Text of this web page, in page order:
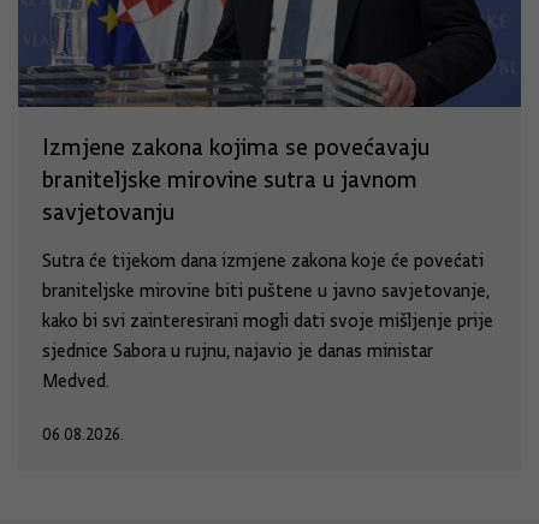
Izmjene zakona kojima se povećavaju
braniteljske mirovine sutra u javnom
savjetovanju
Sutra će tijekom dana izmjene zakona koje će povećati
braniteljske mirovine biti puštene u javno savjetovanje,
kako bi svi zainteresirani mogli dati svoje mišljenje prije
sjednice Sabora u rujnu, najavio je danas ministar
Medved.
06.08.2026.